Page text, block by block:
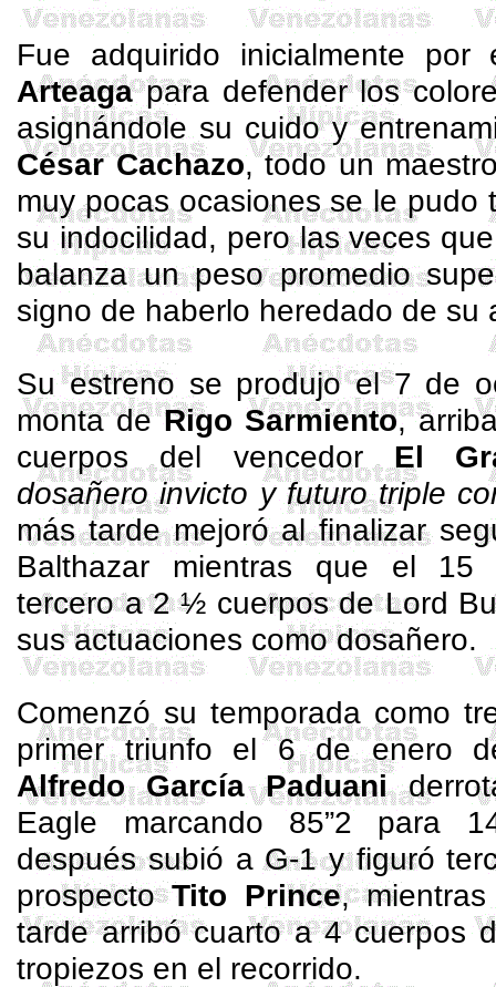
Fue adquirido inicialmente
Arteagapara defender los
asignándole su cuido y
César Cachazo, todo un
muy pocas ocasiones se le pudo
su indocilidad, pero las veces
balanza un peso promedio
signo de haberlo heredado de su
Su estreno se produjo el 7 de
monta deRigo Sarmiento,
cuerpos del vencedor El
dosañero invicto y futuro triple
más tarde mejoró al finalizar
Balthazar mientras que el 15
tercero a 2 ½ cuerpos de Lord
sus actuaciones comodosañero.
Comenzó su temporada como
primer triunfo el 6 de enero
Alfredo García Paduani
Eagle marcando 85”2 para
después subió a G-1 y figuró
prospectoTito Prince,
tarde arribó cuarto a 4 cuerpos
tropiezos en el recorrido.